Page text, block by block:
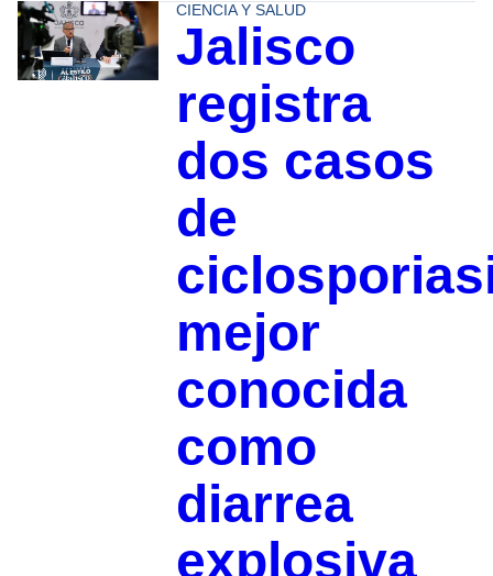
CIENCIA Y SALUD
Jalisco
registra
dos casos
de
mejor
conocida
como
diarrea
explosiva